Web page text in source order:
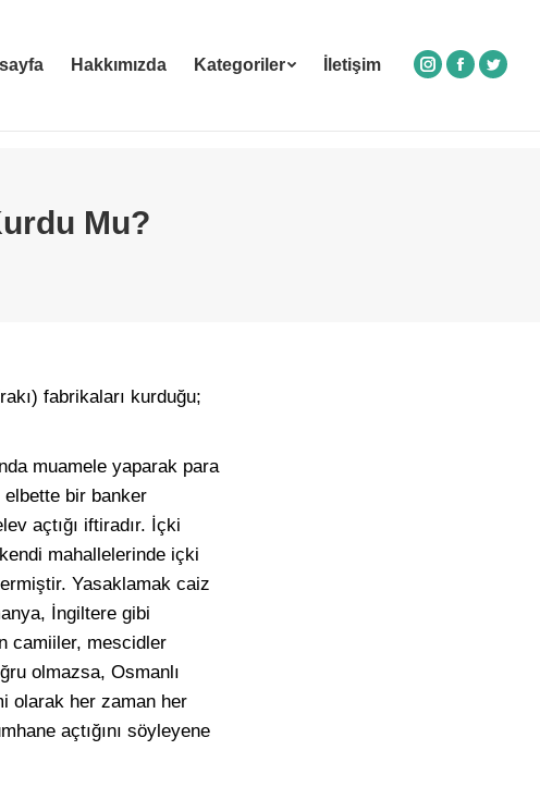
Hakkımızda Kategoriler İletişim
Instagram
Facebook
Mu?
fabrikaları kurduğu;
muamele yaparak para
elbette bir banker
açtığı iftiradır. İçki
mahallelerinde içki
Yasaklamak caiz
İngiltere gibi
camiiler, mescidler
olmazsa, Osmanlı
olarak her zaman her
açtığını söyleyene